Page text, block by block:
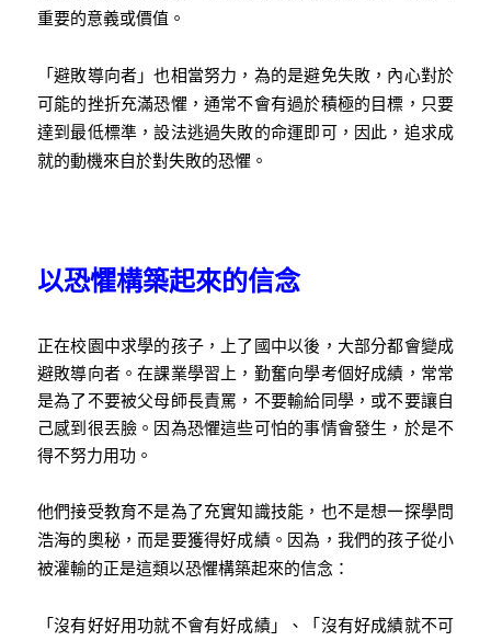
重要的意義或價值。
「避敗導向者」也相當努力，為的是避免失敗，內心對於
可能的挫折充滿恐懼，通常不會有過於積極的目標，只要
達到最低標準，設法逃過失敗的命運即可，因此，追求成
就的動機來自於對失敗的恐懼。
以恐懼構築起來的信念
正在校園中求學的孩子，上了國中以後，大部分都會變成
避敗導向者。在課業學習上，勤奮向學考個好成績，常常
是為了不要被父母師長責罵，不要輸給同學，或不要讓自
己感到很丟臉。因為恐懼這些可怕的事情會發生，於是不
得不努力用功。
他們接受教育不是為了充實知識技能，也不是想一探學問
浩海的奧秘，而是要獲得好成績。因為，我們的孩子從小
被灌輸的正是這類以恐懼構築起來的信念：
「沒有好好用功就不會有好成績」、「沒有好成績就不可